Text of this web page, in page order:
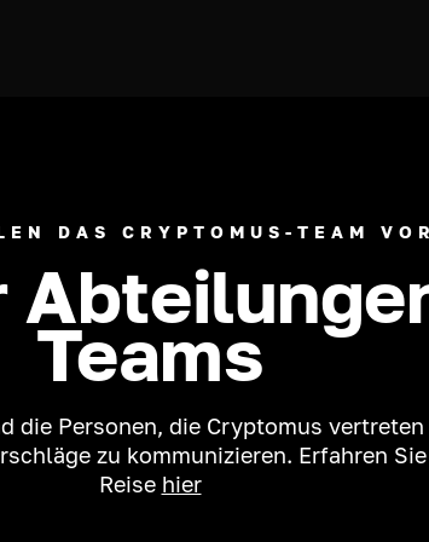
DAS CRYPTOMUS-TEAM VOR
Teams
die Personen, die Cryptomus
zu kommunizieren. Erfahren
Reise hier